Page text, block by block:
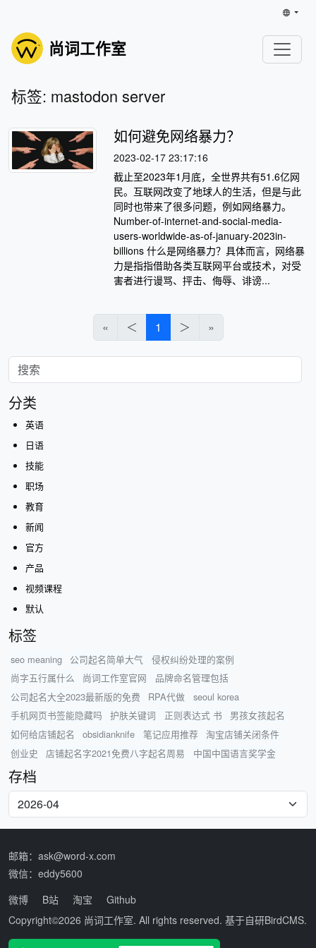
尚词工作室
标签: mastodon server
如何避免网络暴力？
2023-02-17 23:17:16
截止至2023年1月底，全世界共有51.6亿网
民。互联网改变了地球人的生活，但是与此
同时也带来了很多问题，例如网络暴力。
Number-of-internet-and-social-media-
users-worldwide-as-of-january-2023in-
billions 什么是网络暴力？具体而言，网络暴
力是指指借助各类互联网平台或技术，对受
害者进行谩骂、抨击、侮辱、诽谤...
« ＜ 1 ＞ »
分类
英语
日语
技能
职场
教育
新闻
官方
产品
视频课程
默认
标签
seo meaning 公司起名简单大气
侵权纠纷处理的案例
尚字五行属什么
尚词工作室官网
品牌命名管理包括
公司起名大全2023最新版的免费
RPA代做
seoul korea
手机网页书签能隐藏吗
护肤关键词 正则表达式 书
男孩女孩起名
如何给店铺起名
obsidianknife 笔记应用推荐
淘宝店铺关闭条件
创业史
店铺起名字2021免费八字起名周易 中国中国语言奖学金
存档
邮箱：ask@word-x.com
微信：eddy5600
微博
B站 淘宝
Github
Copyright©2026 尚词工作室. All rights reserved. 基于自研BirdCMS.